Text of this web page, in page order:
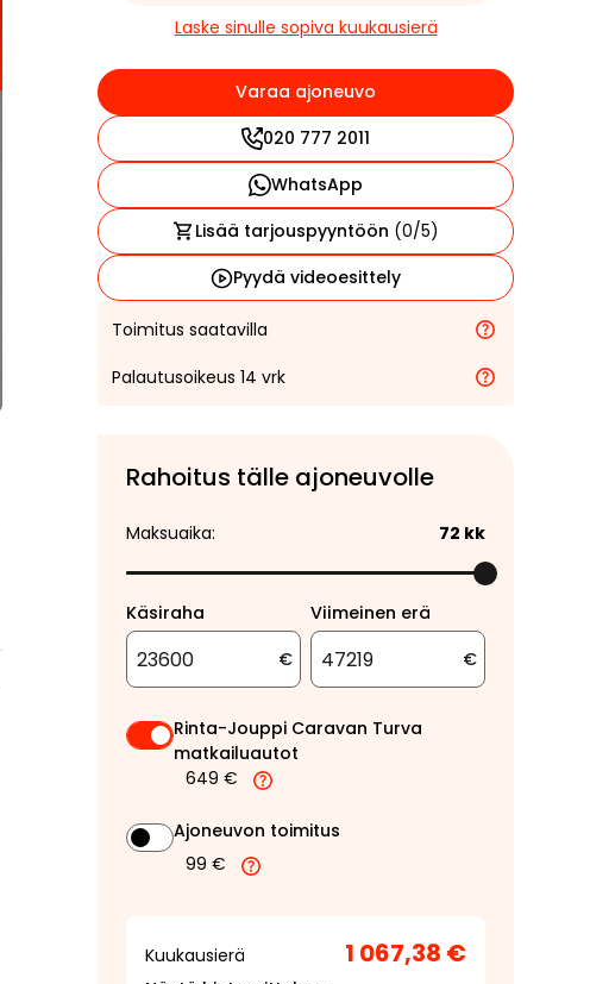
Laske sinulle sopiva kuukausierä
Varaa ajoneuvo
020 777 2011
WhatsApp
Lisää tarjouspyyntöön (0/5)
Pyydä videoesittely
Toimitus saatavilla
Palautusoikeus 14 vrk
Rahoitus tälle ajoneuvolle
Maksuaika: 72 kk
Käsiraha
€
Viimeinen erä
€
Rinta-Jouppi Caravan Turva
matkailuautot
649 €
Ajoneuvon toimitus
99 €
Kuukausierä 1 067,38 €